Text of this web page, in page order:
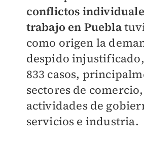
conflictos
trabajo en Puebla
como origen la
despido
833 casos,
sectores de comercio,
actividades de
servicios e industria.